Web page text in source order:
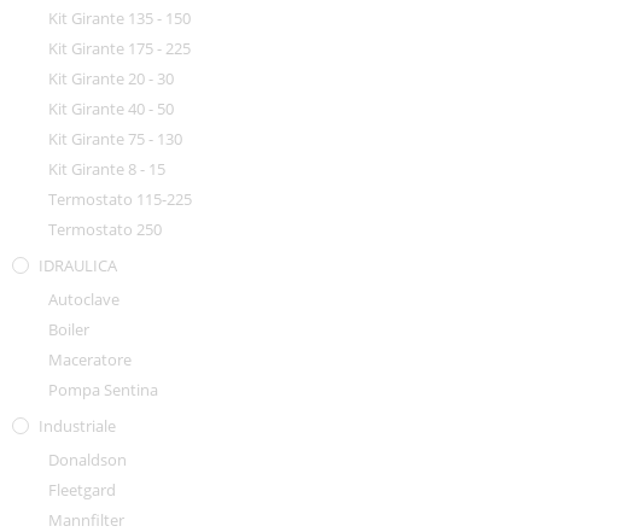
Kit Girante 135 - 150
Kit Girante 175 - 225
Kit Girante 20 - 30
Kit Girante 40 - 50
Kit Girante 75 - 130
Kit Girante 8 - 15
Termostato 115-225
Termostato 250
IDRAULICA
Autoclave
Boiler
Maceratore
Pompa Sentina
Industriale
Donaldson
Fleetgard
Mannfilter